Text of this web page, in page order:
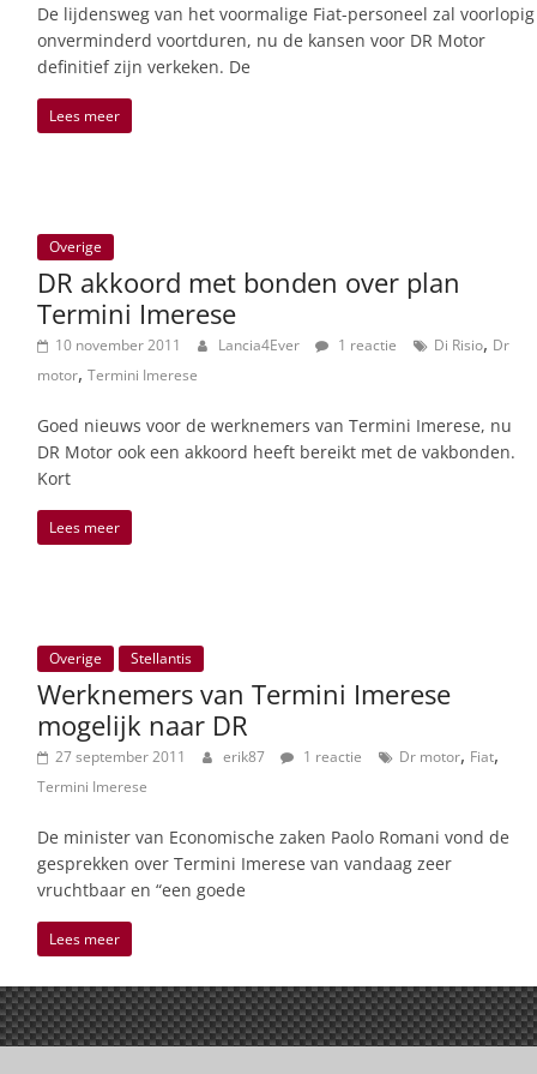
De lijdensweg van het voormalige Fiat-personeel zal voorlopig
onverminderd voortduren, nu de kansen voor DR Motor
definitief zijn verkeken. De
Lees meer
Overige
DR akkoord met bonden over plan
Termini Imerese
10 november 2011 Lancia4Ever 1 reactie Di Risio, Dr
motor, Termini Imerese
Goed nieuws voor de werknemers van Termini Imerese, nu
DR Motor ook een akkoord heeft bereikt met de vakbonden.
Kort
Lees meer
Overige Stellantis
Werknemers van Termini Imerese
mogelijk naar DR
27 september 2011 erik87 1 reactie Dr motor, Fiat,
Termini Imerese
De minister van Economische zaken Paolo Romani vond de
gesprekken over Termini Imerese van vandaag zeer
vruchtbaar en “een goede
Lees meer